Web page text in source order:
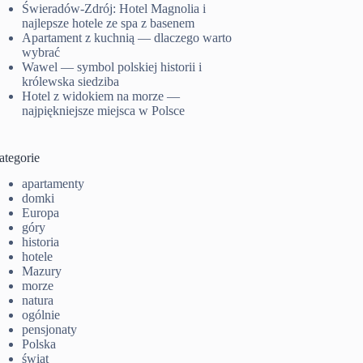
Świeradów-Zdrój: Hotel Magnolia i
najlepsze hotele ze spa z basenem
Apartament z kuchnią — dlaczego warto
wybrać
Wawel — symbol polskiej historii i
królewska siedziba
Hotel z widokiem na morze —
najpiękniejsze miejsca w Polsce
apartamenty
domki
Europa
góry
historia
hotele
Mazury
morze
natura
ogólnie
pensjonaty
Polska
świat